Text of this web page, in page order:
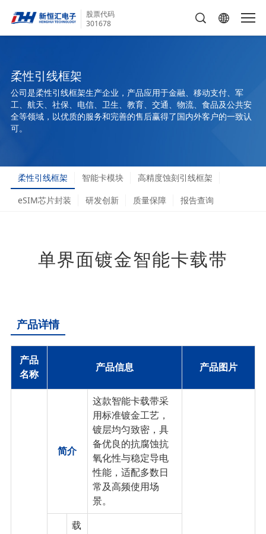
股票代码
301678
柔性引线框架
公司是柔性引线框架生产企业，产品应用于金融、移动支付、军
工、航天、社保、电信、卫生、教育、交通、物流、食品及公共安
全等领域，以优质的服务和完善的售后赢得了国内外客户的一致认
可。
柔性引线框架 智能卡模块
高精度蚀刻引线框架
eSIM芯片封装
研发创新 质量保障 报告查询
单界面镀金智能卡载带
产品详情
产品
名称
产品信息 产品图片
简介
这款智能卡载带采
用标准镀金工艺，
镀层均匀致密，具
备优良的抗腐蚀抗
氧化性与稳定导电
性能，适配多数日
常及高频使用场
景。
载